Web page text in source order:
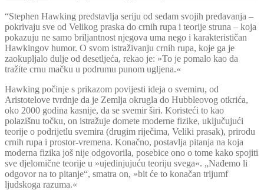
“Stephen Hawking predstavlja seriju od sedam svojih predavanja –
pokrivaju sve od Velikog praska do crnih rupa i teorije struna – koja
pokazuju ne samo briljantnost njegova uma nego i karakterističan
Hawkingov humor. O svom istraživanju crnih rupa, koje ga je
zaokupljalo dulje od desetljeća, rekao je: »To je pomalo kao da
tražite crnu mačku u podrumu punom ugljena.«
Hawking počinje s prikazom povijesti ideja o svemiru, od
Aristotelove tvrdnje da je Zemlja okrugla do Hubbleovog otkrića,
oko 2000 godina kasnije, da se svemir širi. Koristeći to kao
polazišnu točku, on istražuje domete moderne fizike, uključujući
teorije o podrijetlu svemira (drugim riječima, Veliki prasak), prirodu
crnih rupa i prostor-vremena. Konačno, postavlja pitanja na koja
moderna fizika još nije odgovorila, posebice ono o tome kako spojiti
sve djelomične teorije u »ujedinjujuću teoriju svega«. „Nađemo li
odgovor na to pitanje“, smatra on, »bit će to konačan trijumf
ljudskoga razuma.«